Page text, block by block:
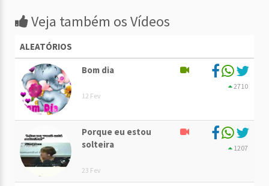
Veja também os Vídeos
ALEATÓRIOS
Bom dia
12 Fev
2710
Porque eu estou
solteira
23 Fev
1207